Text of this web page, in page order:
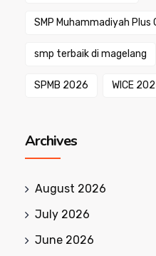
SMP Muhammadiyah Plus
smp terbaik di magelang
SPMB 2026 WICE
Archives
August 2026
July 2026
June 2026